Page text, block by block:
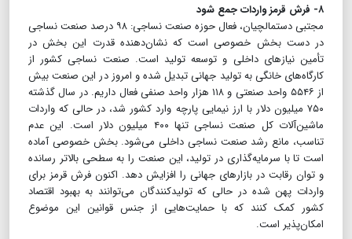
۸- فرش قرمز واردات جمع شود
مجتبی دستمالچیان، فعال حوزه صنعت نساجی: ۹۸ درصد صنعت نساجی
در دست بخش خصوصی است که نشان‌دهنده قدرت این بخش در
تأمین نیاز‌های داخلی و توسعه تولید است. صنعت نساجی کشور از
کارگاه‌های خانگی به تولید جهانی تبدیل شده و امروز در این صنعت بیش
از ۵۵۴۶ واحد صنعتی و ۱۱۸ هزار واحد صنفی فعال داریم. در سال گذشته
۷۵۰ میلیون دلار با ارز نیمایی پارچه وارد کشور ‌شد، در حالی که واردات
ماشین‌آلات کل صنعت نساجی تنها ۴۰۰ میلیون دلار است. این عدم
تناسب، مانع رشد صنعت نساجی داخلی می‌شود. بخش خصوصی آماده
است تا با سرمایه‌گذاری در تولید، این صنعت را به سطحی بالاتر رسانده
و توان رقابت در بازار‌های جهانی را افزایش دهد. اکنون فرش قرمز برای
واردات پهن شده در حالی که تولیدکنندگان می‌توانند به بهبود اقتصاد
کشور کمک کنند که با حمایت‌هایی از جنس قوانین این موضوع
امکان‌پذیر است.